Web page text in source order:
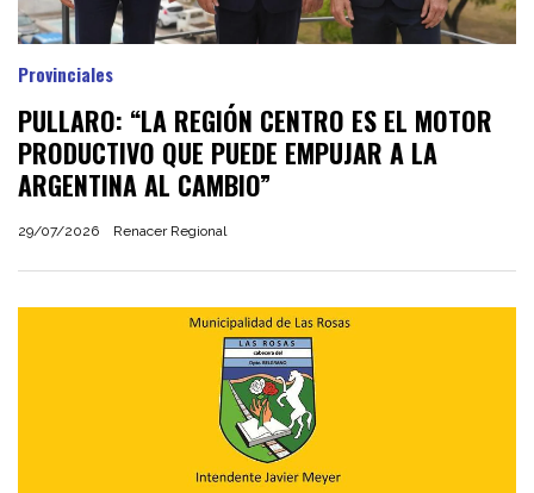
PULLARO: “LA REGIÓN CENTRO ES EL MOTOR
PRODUCTIVO QUE PUEDE EMPUJAR A LA
ARGENTINA AL CAMBIO”
Renacer Regional
Provinciales
29/07/2026